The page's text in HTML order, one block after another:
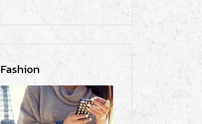
Fashion